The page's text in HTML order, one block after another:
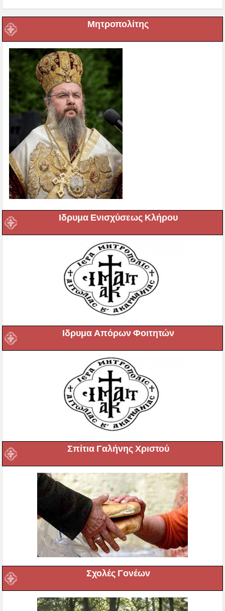
Μητροπολίτης
Ιδρυμα Ενισχύσεως Κλήρου
Ιδρυμα Απόρων Φοιτητών
Σπίτια Γαλήνης Χριστού
Σχολές Γονέων